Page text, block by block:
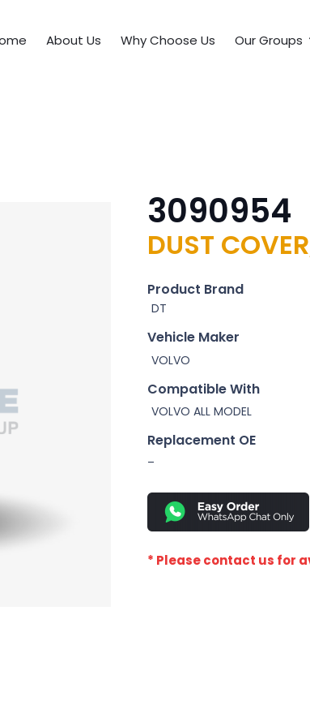
About Us Why Choose Us Our Groups
3090954
DUST
Product Brand
DT
Vehicle Maker
VOLVO
Compatible With
VOLVO ALL MODEL
Replacement OE
–
* Please contact us for